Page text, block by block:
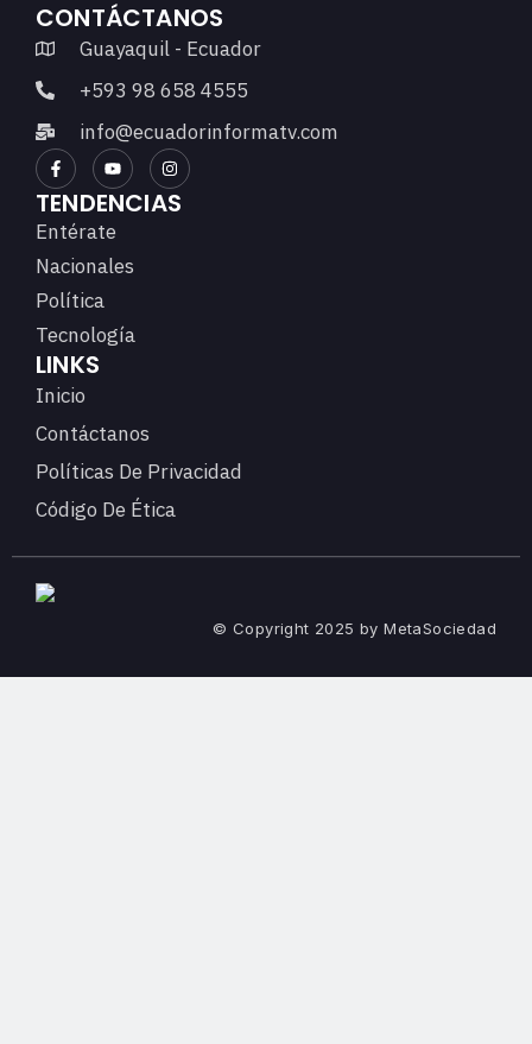
CONTÁCTANOS
Guayaquil - Ecuador
+593 98 658 4555
info@ecuadorinformatv.com
TENDENCIAS
Entérate
Nacionales
Política
Tecnología
LINKS
Inicio
Contáctanos
Políticas De Privacidad
Código De Ética
© Copyright 2025 by MetaSociedad